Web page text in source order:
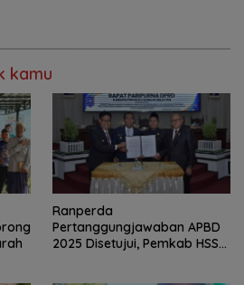
kamu
Ranperda
Pertanggungjawaban APBD
2025 Disetujui, Pemkab HSS